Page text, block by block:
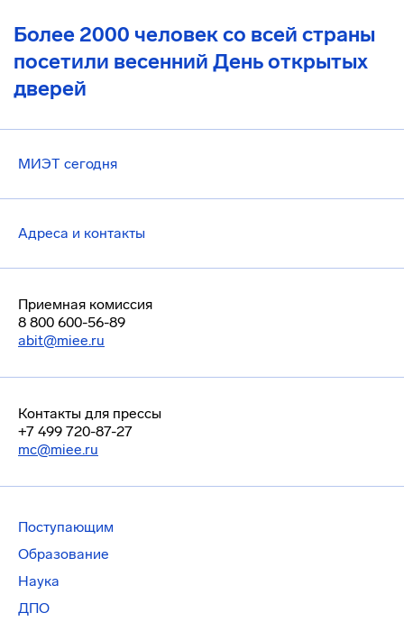
Более 2000 человек со всей страны
посетили весенний День открытых
дверей
МИЭТ сегодня
Адреса и контакты
Приемная комиссия
8 800 600-56-89
abit@miee.ru
Контакты для прессы
+7 499 720-87-27
mc@miee.ru
Поступающим
Образование
Наука
ДПО